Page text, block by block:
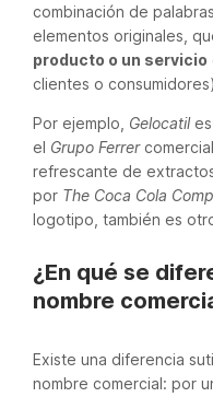
combinación de
elementos originales,
producto o un servicio
clientes o
Por ejemplo, Gelocatiles
el Grupo Ferrer
refrescante de
por The Coca Cola
logotipo, también es
¿En qué se
nombre
Existe una diferencia
nombre comercial: por